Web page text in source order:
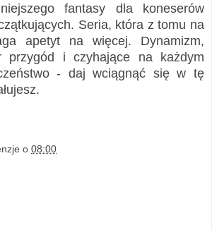
fantasy dla koneserów
Seria, która z tomu na
apetyt na więcej. Dynamizm,
przygód i czyhające na każdym
- daj wciągnąć się w tę
o 08:00